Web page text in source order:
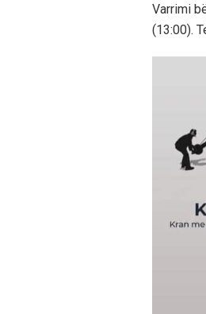
Varrimi
(13:00).